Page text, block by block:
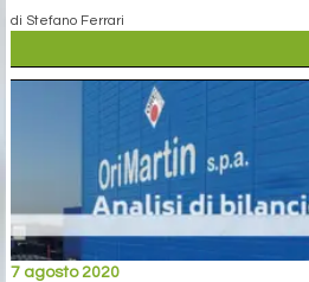
di Stefano Ferrari
7 agosto 2020